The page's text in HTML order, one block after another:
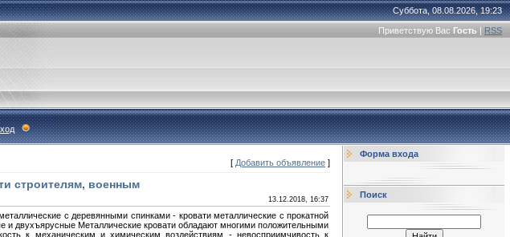
Суббота, 08.08.2026, 19:23
Приветствую Вас Гость | RSS
[ Добавить объявление ]
строителям, военным
13.12.2018, 16:37
с деревянными спинками - кровати металлические с прокатной
и двухъярусные Металлические кровати обладают многими положительными
к механическим и химическим воздействиям - невосприимчивость к
Форма входа
Поиск